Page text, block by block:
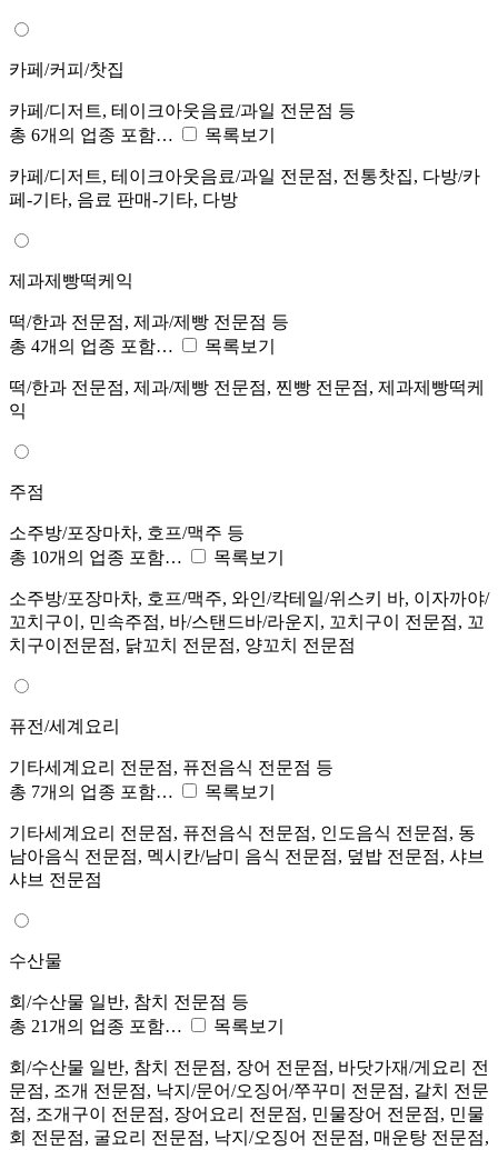
카페/커피/찻집
카페/디저트, 테이크아웃음료/과일 전문점 등
총 6개의 업종 포함…
목록보기
카페/디저트, 테이크아웃음료/과일 전문점, 전통찻집, 다방/카
페-기타, 음료 판매-기타, 다방
제과제빵떡케익
떡/한과 전문점, 제과/제빵 전문점 등
총 4개의 업종 포함…
목록보기
떡/한과 전문점, 제과/제빵 전문점, 찐빵 전문점, 제과제빵떡케
익
주점
소주방/포장마차, 호프/맥주 등
총 10개의 업종 포함…
목록보기
소주방/포장마차, 호프/맥주, 와인/칵테일/위스키 바, 이자까야/
꼬치구이, 민속주점, 바/스탠드바/라운지, 꼬치구이 전문점, 꼬
치구이전문점, 닭꼬치 전문점, 양꼬치 전문점
퓨전/세계요리
기타세계요리 전문점, 퓨전음식 전문점 등
총 7개의 업종 포함…
목록보기
기타세계요리 전문점, 퓨전음식 전문점, 인도음식 전문점, 동
남아음식 전문점, 멕시칸/남미 음식 전문점, 덮밥 전문점, 샤브
샤브 전문점
수산물
회/수산물 일반, 참치 전문점 등
총 21개의 업종 포함…
목록보기
회/수산물 일반, 참치 전문점, 장어 전문점, 바닷가재/게요리 전
문점, 조개 전문점, 낙지/문어/오징어/쭈꾸미 전문점, 갈치 전문
점, 조개구이 전문점, 장어요리 전문점, 민물장어 전문점, 민물
회 전문점, 굴요리 전문점, 낙지/오징어 전문점, 매운탕 전문점,